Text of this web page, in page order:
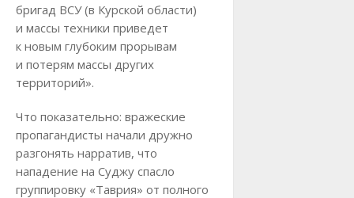
бригад ВСУ (в Курской области)
и массы техники приведет
к новым глубоким прорывам
и потерям массы других
территорий».
Что показательно: вражеские
пропагандисты начали дружно
разгонять нарратив, что
нападение на Суджу спасло
группировку «Таврия» от полного